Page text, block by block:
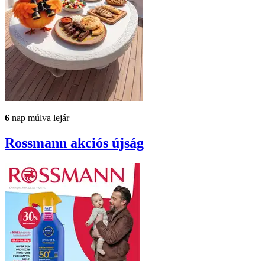
6 nap múlva lejár
Rossmann akciós újság